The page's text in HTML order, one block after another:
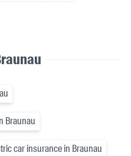
Braunau
car insurance in Braunau